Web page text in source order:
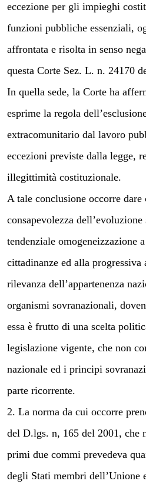
eccezione per gli impieghi
funzioni pubbliche essenziali,
affrontata e risolta in senso
questa Corte Sez. L. n. 24170
In quella sede, la Corte ha
esprime la regola
extracomunitario dal lavoro
eccezioni previste dalla legge,
illegittimità costituzionale.
A tale conclusione occorre
consapevolezza
tendenziale
cittadinanze ed alla progressiva
rilevanza dell’appartenenza
organismi sovranazionali,
essa è frutto di una scelta
legislazione vigente, che non
nazionale ed i principi
parte ricorrente.
2. La norma da cui occorre
del D.lgs. n, 165 del 2001, che
primi due commi prevedeva
degli Stati membri dell’Unione